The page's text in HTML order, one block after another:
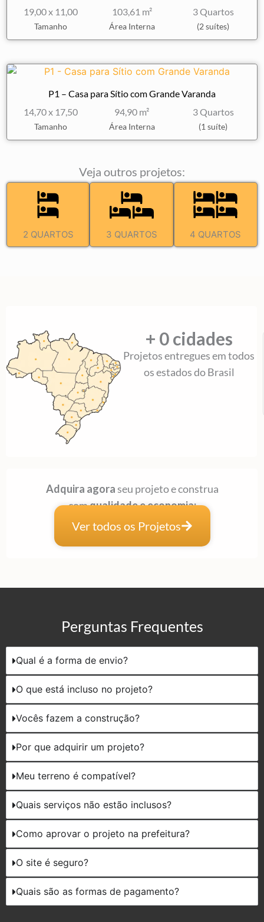
19,00 x 11,00
Tamanho
103,61 m²
Área Interna
3 Quartos
(2 suítes)
P1 – Casa para Sítio com Grande Varanda
14,70 x 17,50
Tamanho
94,90 m²
Área Interna
3 Quartos
(1 suíte)
Veja outros projetos:
2 QUARTOS 3 QUARTOS 4 QUARTOS
Projetos entregues em todos
os estados do Brasil
+ 0 cidades
Adquira agoraseu projeto e construa
comqualidade e economia:
Ver todos os Projetos
Perguntas Frequentes
Qual é a forma de envio?
O que está incluso no projeto?
Vocês fazem a construção?
Por que adquirir um projeto?
Meu terreno é compatível?
Quais serviços não estão inclusos?
Como aprovar o projeto na prefeitura?
O site é seguro?
Quais são as formas de pagamento?